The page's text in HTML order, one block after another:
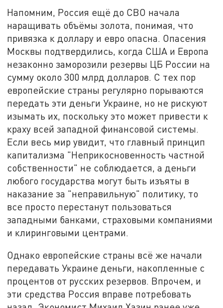
Напомним, Россия ещё до СВО начала
наращивать объёмы золота, понимая, что
привязка к доллару и евро опасна. Опасения
Москвы подтвердились, когда США и Европа
незаконно заморозили резервы ЦБ России на
сумму около 300 млрд долларов. С тех пор
европейские страны регулярно порываются
передать эти деньги Украине, но не рискуют
изымать их, поскольку это может привести к
краху всей западной финансовой системы.
Если весь мир увидит, что главный принцип
капитализма "Неприкосновенность частной
собственности" не соблюдается, а деньги
любого государства могут быть изъяты в
наказание за "неправильную" политику, то
все просто перестанут пользоваться
западными банками, страховыми компаниями
и клиринговыми центрами.
Однако европейские страны всё же начали
передавать Украине деньги, накопленные с
процентов от русских резервов. Впрочем, и
эти средства Россия вправе потребовать